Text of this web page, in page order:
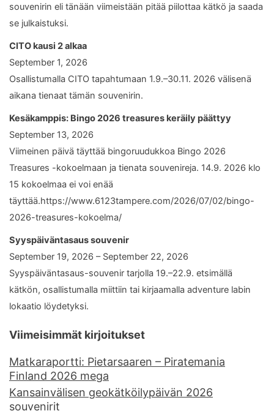
souvenirin eli tänään viimeistään pitää piilottaa kätkö ja saada
se julkaistuksi.
CITO kausi 2 alkaa
September 1, 2026
Osallistumalla CITO tapahtumaan 1.9.–30.11. 2026 välisenä
aikana tienaat tämän souvenirin.
Kesäkamppis: Bingo 2026 treasures keräily päättyy
September 13, 2026
Viimeinen päivä täyttää bingoruudukkoa Bingo 2026
Treasures -kokoelmaan ja tienata souvenireja. 14.9. 2026 klo
15 kokoelmaa ei voi enää
täyttää.https://www.6123tampere.com/2026/07/02/bingo-
2026-treasures-kokoelma/
Syyspäiväntasaus souvenir
September 19, 2026 – September 22, 2026
Syyspäiväntasaus-souvenir tarjolla 19.–22.9. etsimällä
kätkön, osallistumalla miittiin tai kirjaamalla adventure labin
lokaatio löydetyksi.
Viimeisimmät kirjoitukset
Matkaraportti: Pietarsaaren – Piratemania
Finland 2026 mega
Kansainvälisen geokätköilypäivän 2026
souvenirit